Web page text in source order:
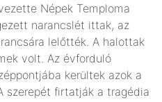
Népek Temploma
narancslét ittak, az
lelőtték. A halottak
volt. Az évforduló
kerültek azok a
szerepét firtatják a tragédia